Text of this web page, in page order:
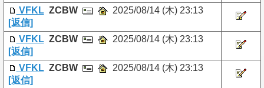
VFKL ZCBW
2025/08/14 (木) 23:13
[返信]
VFKL ZCBW
2025/08/14 (木) 23:13
[返信]
VFKL ZCBW
2025/08/14 (木) 23:13
[返信]